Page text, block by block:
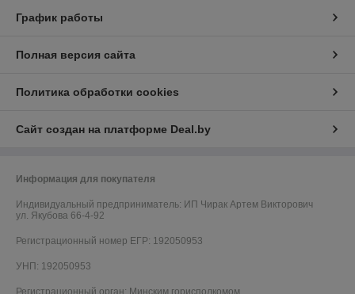
График работы
Полная версия сайта
Политика обработки cookies
Сайт создан на платформе Deal.by
Информация для покупателя
Индивидуальный предприниматель: ИП Чирак Артем Викторович
ул. Якубова 66-4-92
Регистрационный номер ЕГР: 192050953
УНП: 192050953
Регистрационный орган: Минским горисполкомом